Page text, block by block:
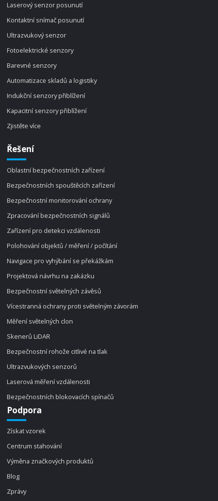
Laserový senzor posunutí
Kontaktní snímač posunutí
Ultrazvukový senzor
Fotoelektrické senzory
Barevné senzory
Automatizace skladů a logistiky
Indukční senzory přiblížení
Kapacitní senzory přiblížení
Zjistěte více
Řešení
Oblastní bezpečnostních zařízení
Bezpečnostních spouštěcích zařízení
Bezpečnostní monitorování ochrany
Zpracování bezpečnostních signálů
Zařízení pro detekci vzdálenosti
Polohování objektů / měření / počítání
Navigace pro vyhýbání se překážkám
Projektová návrhu na zakázku
Bezpečnostní světelných závěsů
Vícestranná ochrany proti světelným závorám
Měření světelných clon
Skenerů LiDAR
Bezpečnostní rohože citlivé na tlak
Ultrazvukových senzorů
Laserová měření vzdálenosti
Bezpečnostních blokovacích spínačů
Podpora
Získat vzorek
Centrum stahování
Výměna značkových produktů
Blog
Zprávy